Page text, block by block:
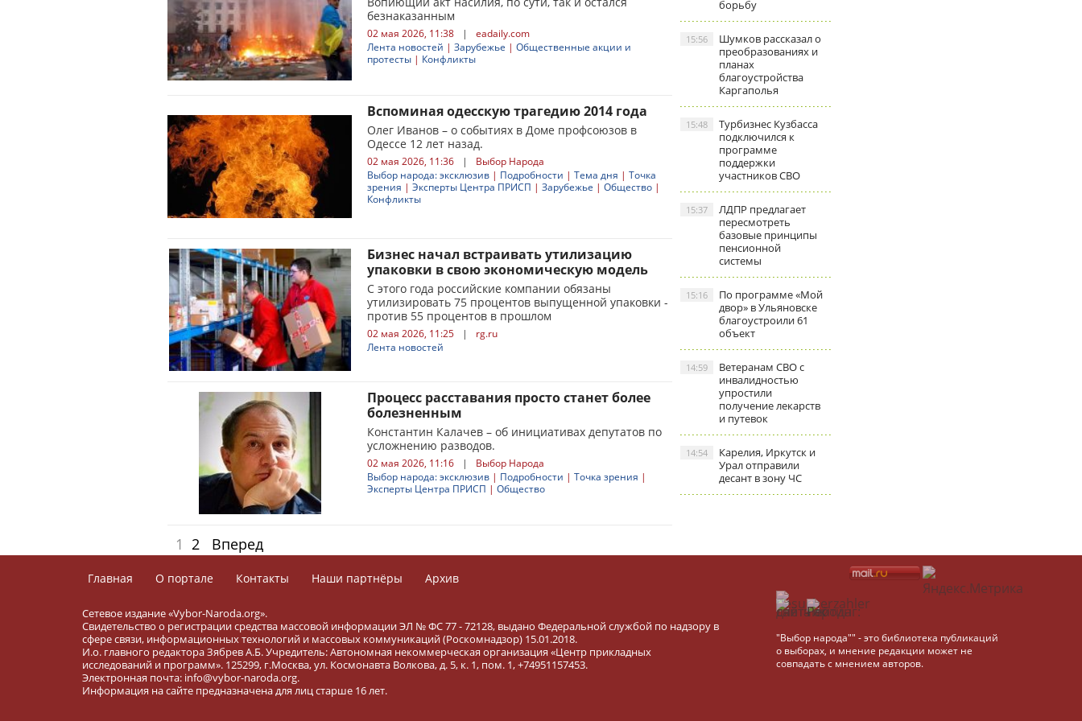
безнаказанным
02 мая 2026, 11:38 |
eadaily.com
Лента новостей | Зарубежье | Общественные акции и
протесты | Конфликты
Вспоминая одесскую трагедию 2014 года
Олег Иванов – о событиях в Доме профсоюзов в
Одессе 12 лет назад.
02 мая 2026, 11:36 |
Выбор Народа
Выбор народа: эксклюзив | Подробности | Тема дня | Точка
зрения | Эксперты Центра ПРИСП | Зарубежье | Общество |
Конфликты
Бизнес начал встраивать утилизацию
упаковки в свою экономическую модель
С этого года российские компании обязаны
утилизировать 75 процентов выпущенной упаковки -
против 55 процентов в прошлом
02 мая 2026, 11:25 |
rg.ru
Лента новостей
Процесс расставания просто станет более
болезненным
Константин Калачев – об инициативах депутатов по
усложнению разводов.
02 мая 2026, 11:16 |
Выбор Народа
Выбор народа: эксклюзив | Подробности | Точка зрения |
Эксперты Центра ПРИСП | Общество
1 2 Вперед
борьбу
Шумков рассказал о
преобразованиях и
планах
благоустройства
Каргаполья
15:56
Турбизнес Кузбасса
подключился к
программе
поддержки
участников СВО
15:48
ЛДПР предлагает
пересмотреть
базовые принципы
пенсионной
системы
15:37
По программе «Мой
двор» в Ульяновске
благоустроили 61
объект
15:16
Ветеранам СВО с
инвалидностью
упростили
получение лекарств
и путевок
14:59
Карелия, Иркутск и
Урал отправили
десант в зону ЧС
14:54
Главная О портале Контакты Наши партнёры Архив
Сетевое издание «Vybor-Naroda.org».
Свидетельство о регистрации средства массовой информации ЭЛ № ФС 77 - 72128, выдано Федеральной службой по надзору в
сфере связи, информационных технологий и массовых коммуникаций (Роскомнадзор) 15.01.2018.
И.о. главного редактора Зябрев А.Б. Учредитель: Автономная некоммерческая организация «Центр прикладных
исследований и программ». 125299, г.Москва, ул. Космонавта Волкова, д. 5, к. 1, пом. 1, +74951157453.
Электронная почта: info@vybor-naroda.org.
Информация на сайте предназначена для лиц старше 16 лет.
"Выбор народа"" - это библиотека публикаций
о выборах, и мнение редакции может не
совпадать с мнением авторов.